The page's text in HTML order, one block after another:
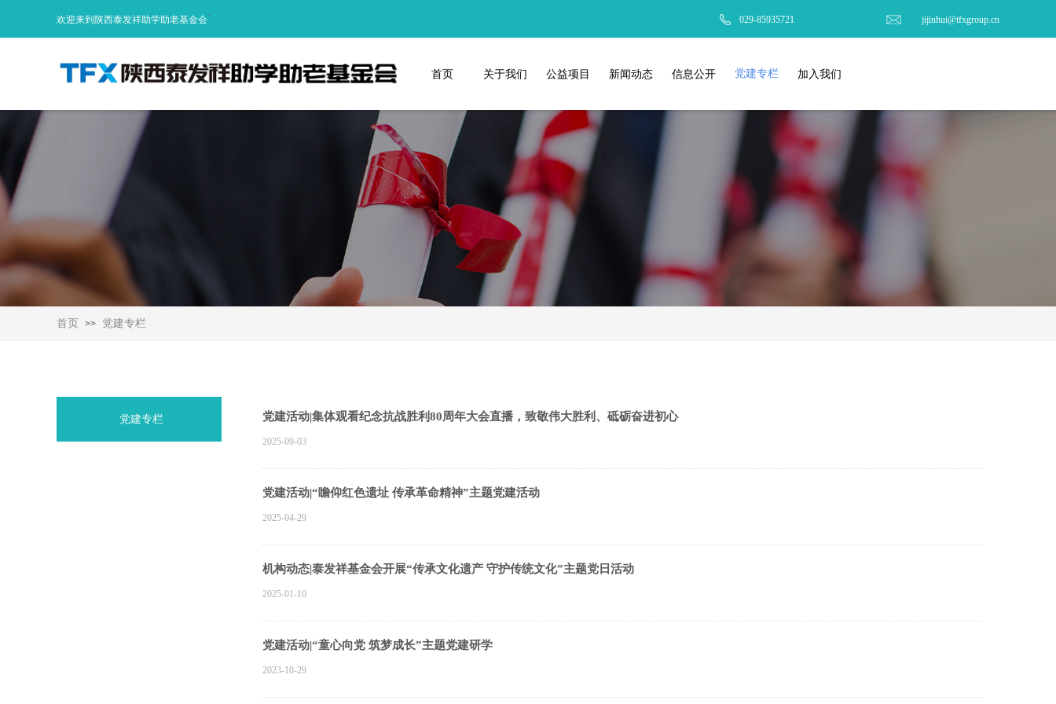
欢迎来到陕西泰发祥助学助老基金会` 029-85935721 jijinhui@tfxgroup.cn
首页 关于我们 公益项目 新闻动态 信息公开 党建专栏 加入我们
首页 >> 党建专栏
党建活动|集体观看纪念抗战胜利80周年大会直播，致敬伟大胜利、砥砺奋进初心
2025-09-03
党建活动|“瞻仰红色遗址 传承革命精神”主题党建活动
2025-04-29
机构动态|泰发祥基金会开展“传承文化遗产 守护传统文化”主题党日活动
2025-01-10
党建活动|“童心向党 筑梦成长”主题党建研学
2023-10-29
党建专栏